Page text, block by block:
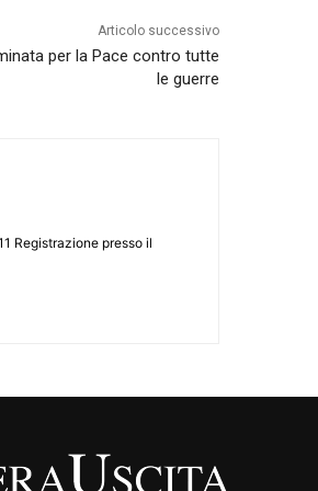
Articolo successivo
per la Pace contro tutte
le guerre
Registrazione presso il